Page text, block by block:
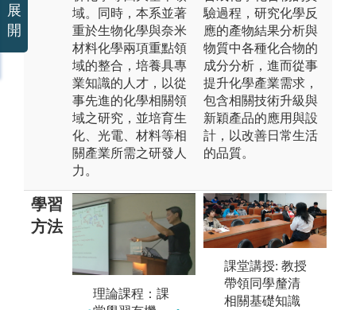
域。同時，本系並著
重於生物化學與奈米
材料化學兩項重點領
域的整合，培養具專
業知識的人才，以從
事先進的化學相關領
域之研究，並培育生
化、光電、材料等相
關產業所需之研發人
力。
驗過程，研究化學反
應的產物結果分析與
物質中各種化合物的
成分分析，進而從事
提升化學產業需求，
包含相關技術升級與
新穎產品的應用與設
計，以改善日常生活
的品質。
學習
方法
理論課程：課
課堂講授: 教授
帶領同學釐清
相關基礎知識
展
開